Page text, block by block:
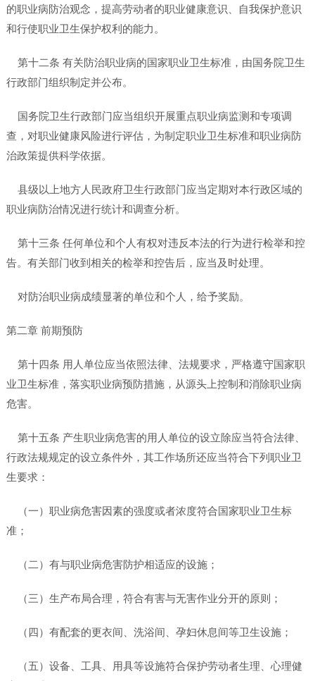
的职业病防治观念，提高劳动者的职业健康意识、自我保护意识
和行使职业卫生保护权利的能力。
第十二条 有关防治职业病的国家职业卫生标准，由国务院卫生
行政部门组织制定并公布。
国务院卫生行政部门应当组织开展重点职业病监测和专项调
查，对职业健康风险进行评估，为制定职业卫生标准和职业病防
治政策提供科学依据。
县级以上地方人民政府卫生行政部门应当定期对本行政区域的
职业病防治情况进行统计和调查分析。
第十三条 任何单位和个人有权对违反本法的行为进行检举和控
告。有关部门收到相关的检举和控告后，应当及时处理。
对防治职业病成绩显著的单位和个人，给予奖励。
第二章 前期预防
第十四条 用人单位应当依照法律、法规要求，严格遵守国家职
业卫生标准，落实职业病预防措施，从源头上控制和消除职业病
危害。
第十五条 产生职业病危害的用人单位的设立除应当符合法律、
行政法规规定的设立条件外，其工作场所还应当符合下列职业卫
生要求：
（一）职业病危害因素的强度或者浓度符合国家职业卫生标
准；
（二）有与职业病危害防护相适应的设施；
（三）生产布局合理，符合有害与无害作业分开的原则；
（四）有配套的更衣间、洗浴间、孕妇休息间等卫生设施；
（五）设备、工具、用具等设施符合保护劳动者生理、心理健